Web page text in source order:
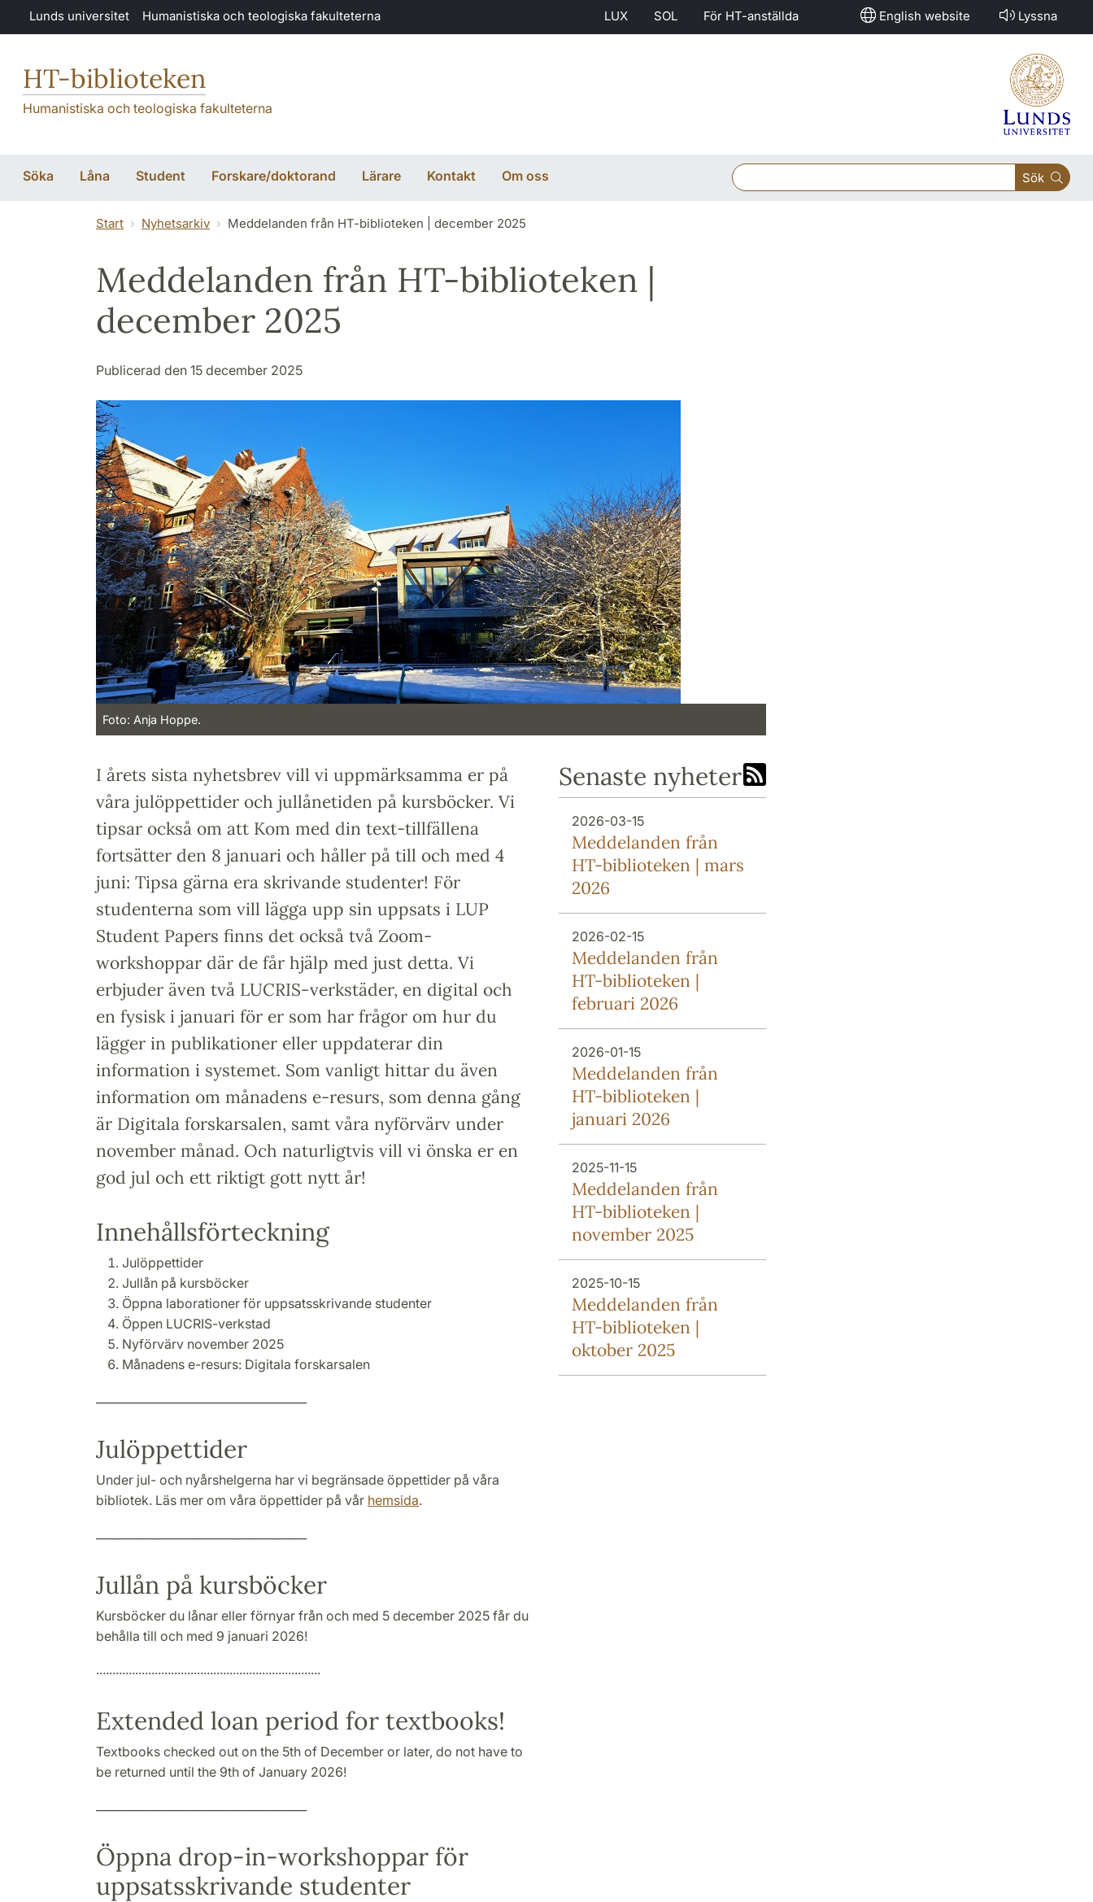
Hoppa till huvudinnehåll
Lunds universitet Humanistiska och teologiska fakulteterna LUX SOL För HT-anställda English website Lyssna
HT-biblioteken
Humanistiska och teologiska fakulteterna
Söka Låna Student Forskare/doktorand Lärare Kontakt Om oss Sök
Start Nyhetsarkiv Meddelanden från HT-biblioteken | december 2025
Meddelanden från HT-biblioteken |
december 2025
Publicerad den 15 december 2025
Foto: Anja Hoppe.
I årets sista nyhetsbrev vill vi uppmärksamma er på
våra julöppettider och jullånetiden på kursböcker. Vi
tipsar också om att Kom med din text-tillfällena
fortsätter den 8 januari och håller på till och med 4
juni: Tipsa gärna era skrivande studenter! För
studenterna som vill lägga upp sin uppsats i LUP
Student Papers finns det också två Zoom-
workshoppar där de får hjälp med just detta. Vi
erbjuder även två LUCRIS-verkstäder, en digital och
en fysisk i januari för er som har frågor om hur du
lägger in publikationer eller uppdaterar din
information i systemet. Som vanligt hittar du även
information om månadens e-resurs, som denna gång
är Digitala forskarsalen, samt våra nyförvärv under
november månad. Och naturligtvis vill vi önska er en
god jul och ett riktigt gott nytt år!
Innehållsförteckning
Julöppettider
Jullån på kursböcker
Öppna laborationer för uppsatsskrivande studenter
Öppen LUCRIS-verkstad
Nyförvärv november 2025
Månadens e-resurs: Digitala forskarsalen
Julöppettider
Under jul- och nyårshelgerna har vi begränsade öppettider på våra
bibliotek. Läs mer om våra öppettider på vår hemsida.
Jullån på kursböcker
Kursböcker du lånar eller förnyar från och med 5 december 2025 får du
behålla till och med 9 januari 2026!
.....................................................................
Extended loan period for textbooks!
Textbooks checked out on the 5th of December or later, do not have to
be returned until the 9th of January 2026!
Öppna drop-in-workshoppar för
uppsatsskrivande studenter
Senaste nyheter
2026-03-15
Meddelanden från
HT-biblioteken | mars
2026
2026-02-15
Meddelanden från
HT-biblioteken |
februari 2026
2026-01-15
Meddelanden från
HT-biblioteken |
januari 2026
2025-11-15
Meddelanden från
HT-biblioteken |
november 2025
2025-10-15
Meddelanden från
HT-biblioteken |
oktober 2025